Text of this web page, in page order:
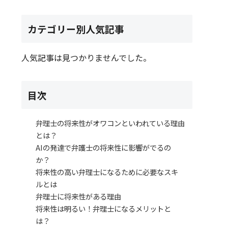
カテゴリー別人気記事
人気記事は見つかりませんでした。
目次
弁理士の将来性がオワコンといわれている理由
とは？
AIの発達で弁護士の将来性に影響がでるの
か？
将来性の高い弁理士になるために必要なスキ
ルとは
弁理士に将来性がある理由
将来性は明るい！弁理士になるメリットと
は？